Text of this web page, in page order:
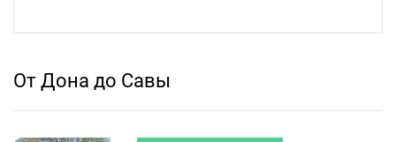
От Дона до Савы